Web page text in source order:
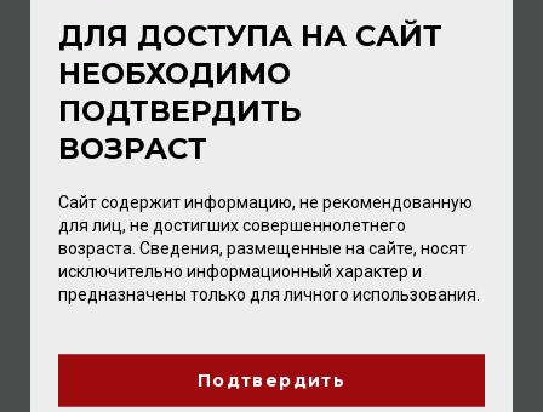
British West Indies XO Rum 43% 0,7л
ДЛЯ ДОСТУПА НА САЙТ
НЕОБХОДИМО
ПОДТВЕРДИТЬ
ВОЗРАСТ
Сайт содержит информацию, не рекомендованную
для лиц, не достигших совершеннолетнего
возраста. Сведения, размещенные на сайте, носят
исключительно информационный характер и
предназначены только для личного использования.
Подтвердить